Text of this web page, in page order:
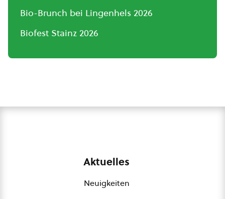
Bio-Brunch bei Lingenhels 2026
Biofest Stainz 2026
Aktuelles
Neuigkeiten